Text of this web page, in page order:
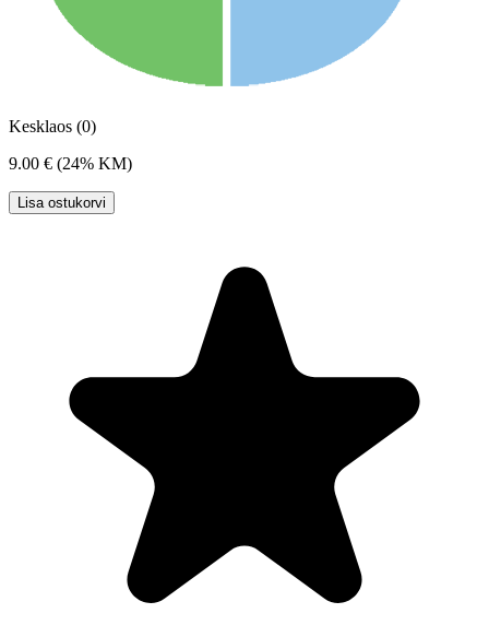
Kesklaos (0)
9.00 € (24% KM)
Lisa ostukorvi